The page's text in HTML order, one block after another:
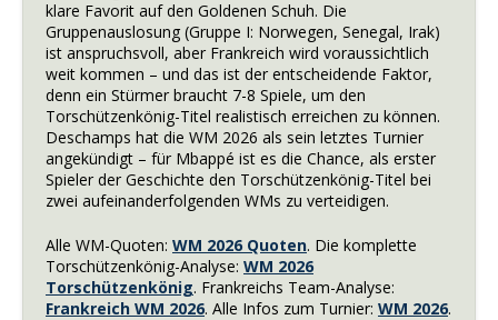
klare Favorit auf den Goldenen Schuh. Die
Gruppenauslosung (Gruppe I: Norwegen, Senegal, Irak)
ist anspruchsvoll, aber Frankreich wird voraussichtlich
weit kommen – und das ist der entscheidende Faktor,
denn ein Stürmer braucht 7-8 Spiele, um den
Torschützenkönig-Titel realistisch erreichen zu können.
Deschamps hat die WM 2026 als sein letztes Turnier
angekündigt – für Mbappé ist es die Chance, als erster
Spieler der Geschichte den Torschützenkönig-Titel bei
zwei aufeinanderfolgenden WMs zu verteidigen.
Alle WM-Quoten: WM 2026 Quoten. Die komplette
Torschützenkönig-Analyse: WM 2026
Torschützenkönig. Frankreichs Team-Analyse:
Frankreich WM 2026. Alle Infos zum Turnier: WM 2026.